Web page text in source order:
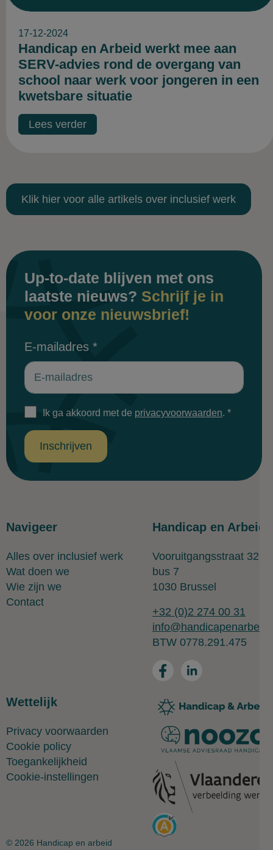
17-12-2024
Handicap en Arbeid werkt mee aan
SERV-advies rond de overgang van
school naar werk voor jongeren in een
kwetsbare situatie
Lees verder
Klik hier voor alle artikels over inclusief werk
Up-to-date blijven met ons
laatste nieuws? Schrijf je in
voor onze nieuwsbrief!
E-mailadres *
Ik ga akkoord met de privacyvoorwaarden. *
Inschrijven
Navigeer
Alles over inclusief werk
Wat doen we
Wie zijn we
Contact
Handicap en Arbeid
Vooruitgangsstraat 323
bus 7
1030 Brussel
+32 (0)2 274 00 31
BTW 0778.291.475
Wettelijk
Privacy voorwaarden
Cookie policy
Toegankelijkheid
Cookie-instellingen
© 2026 Handicap en arbeid